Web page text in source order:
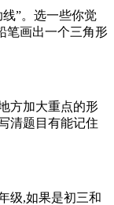
”。选一些你觉
笔画出一个三角形
方加大重点的形
清题目有能记住
级,如果是初三和